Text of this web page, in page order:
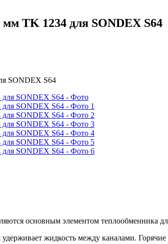
TK 1234 для SONDEX S64
SONDEX S64
основным элементом теплообменника
жидкость между каналами.